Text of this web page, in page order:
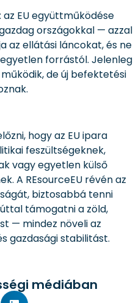
EU együttműködése
országokkal — azzal
az ellátási láncokat, és ne
forrástól. Jelenleg
de új befektetési
hogy az EU ipara
feszültségeknek,
vagy egyetlen külső
A REsourceEU révén az
biztosabbá tenni
támogatni a zöld,
— mindez növeli az
gazdasági stabilitást.
médiában